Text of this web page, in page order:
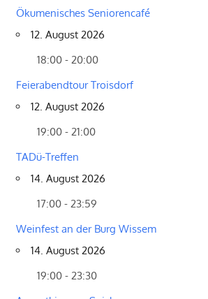
Ökumenisches Seniorencafé
12. August 2026
18:00 - 20:00
Feierabendtour Troisdorf
12. August 2026
19:00 - 21:00
TADü-Treffen
14. August 2026
17:00 - 23:59
Weinfest an der Burg Wissem
14. August 2026
19:00 - 23:30